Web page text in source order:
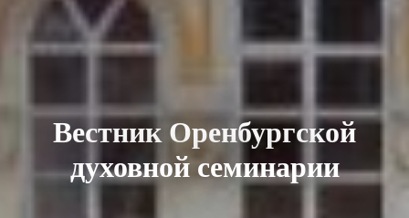
Вестник Оренбургской
духовной семинарии